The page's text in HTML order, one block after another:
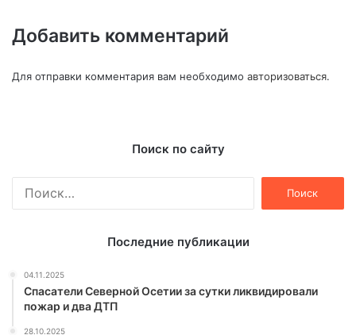
Добавить комментарий
Для отправки комментария вам необходимо авторизоваться.
Поиск по сайту
Последние публикации
04.11.2025
Спасатели Северной Осетии за сутки ликвидировали
пожар и два ДТП
28.10.2025